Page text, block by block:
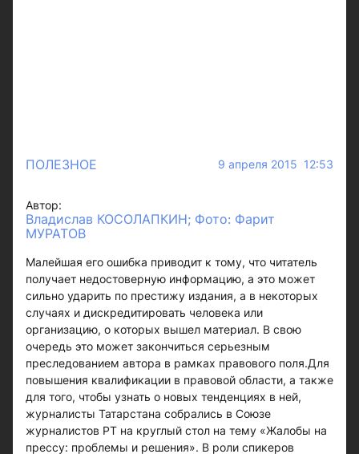
ПОЛЕЗНОЕ 9 апреля 2015 12:53
Автор:
Владислав КОСОЛАПКИН; Фото: Фарит
МУРАТОВ
Малейшая его ошибка приводит к тому, что читатель
получает недостоверную информацию, а это может
сильно ударить по престижу издания, а в некоторых
случаях и дискредитировать человека или
организацию, о которых вышел материал. В свою
очередь это может закончиться серьезным
преследованием автора в рамках правового поля.Для
повышения квалификации в правовой области, а также
для того, чтобы узнать о новых тенденциях в ней,
журналисты Татарстана собрались в Союзе
журналистов РТ на круглый стол на тему «Жалобы на
прессу: проблемы и решения». В роли спикеров